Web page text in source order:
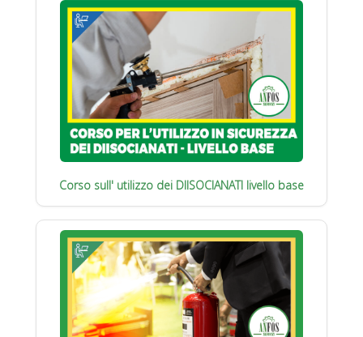
Corso sull' utilizzo dei DIISOCIANATI livello base